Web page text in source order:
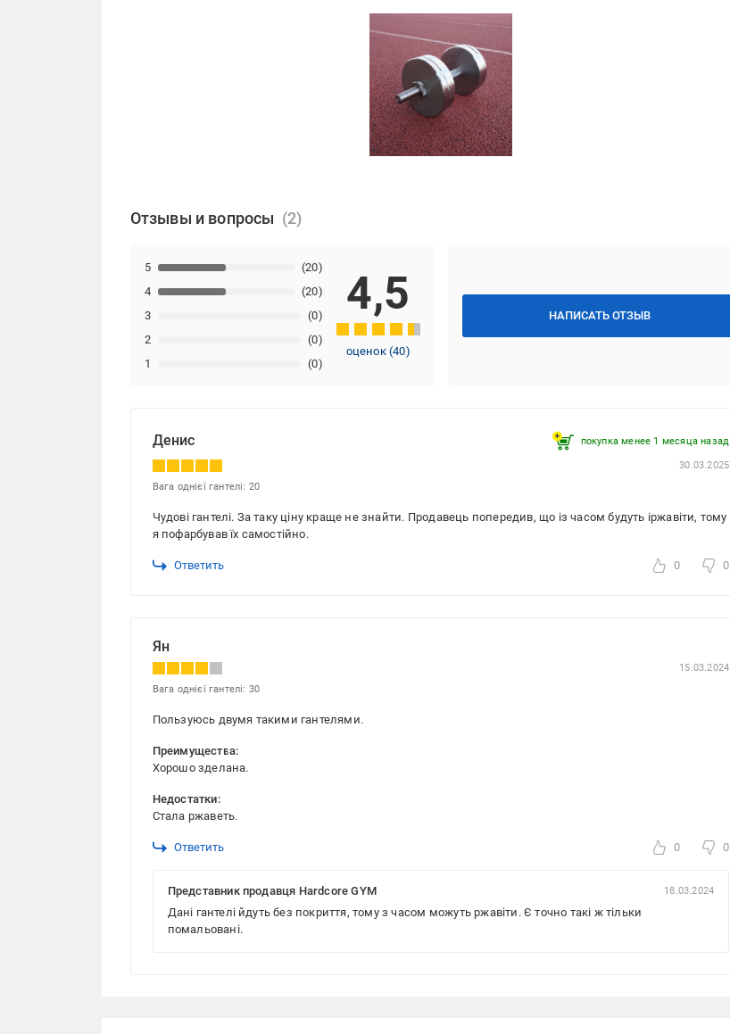
Отзывы и вопросы
НАПИСАТЬ ОТЗЫВ
1 (0)
2 (0)
3 (0)
4 (20)
5 (20)
4,5
оценок(40)
Денис покупка менее 1 месяца назад
30.03.2025
Вага однієї гантелі: 20
Чудові гантелі. За таку ціну краще не знайти. Продавець попередив, що із часом будуть іржавіти, тому
я пофарбував їх самостійно.
Ответить 0 0
Ян
15.03.2024
Вага однієї гантелі: 30
Пользуюсь двумя такими гантелями.
Преимущества:
Хорошо зделана.
Недостатки:
Стала ржаветь.
Ответить 0 0
Представник продавця Hardcore GYM 18.03.2024
Дані гантелі йдуть без покриття, тому з часом можуть ржавіти. Є точно такі ж тільки
помальовані.